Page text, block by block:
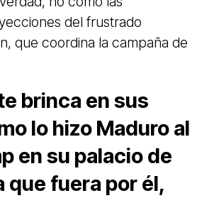
del frustrado
que coordina la campaña de
brinca en sus
lo hizo Maduro al
en su palacio de
que fuera por él,